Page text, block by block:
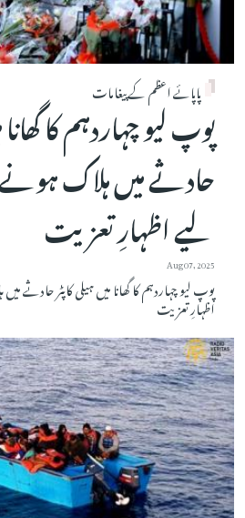
پاپائے اعظم کے پیغامات
پوپ لیو چہاردہم کا
حادثے میں ہلاک
لیے اظہارِ تعزیت
Aug 07, 2025
پوپ لیو چہاردہم کا گھانا میں ہیلی کاپٹر
اظہارِ تعزیت